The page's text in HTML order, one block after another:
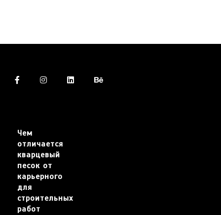
Чем
отличается
кварцевый
песок от
карьерного
для
строительных
работ